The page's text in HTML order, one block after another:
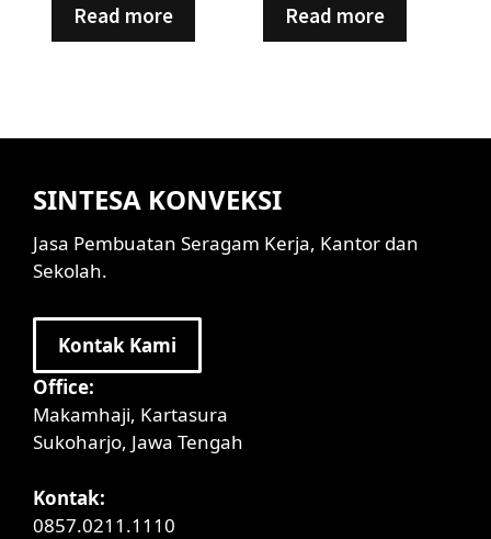
Read more Read more
SINTESA KONVEKSI
Jasa Pembuatan Seragam Kerja, Kantor dan
Sekolah.
Kontak Kami
Office:
Makamhaji, Kartasura
Sukoharjo, Jawa Tengah
Kontak:
0857.0211.1110